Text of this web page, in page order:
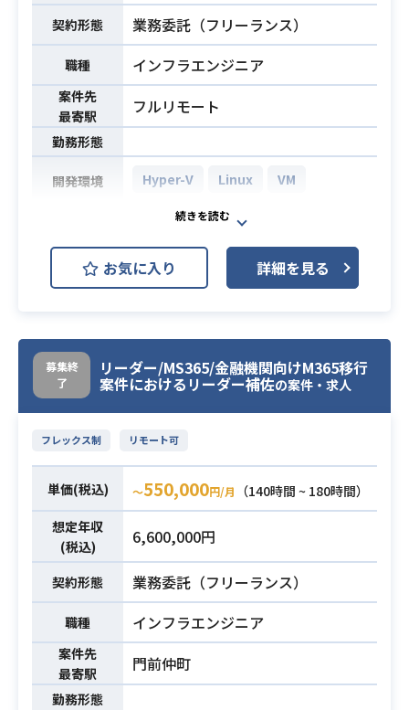
業務内容
具体的なミッションは選考の中でデ
ィスカッションさせていただけます
と幸いです。
※confidential情報を含むため、新規
事業の詳細は選考の場でご説明いた
します。
AI・ディープラーニングを活用した
新規事業や研究開発、システム開
していく予定で、
エンジニアとして様々なキャリアパ
スを描ける環境です。
【開発環境】
術選定のフェーズから関わることが
できます。
必須スキル
・アプリ(iOS/Android)サービスにお
ける開発経験
・JavaScriptでの開発経験
・AWSサーバレス開発（DynamoD
B, ApiGateway, lambda, CloudFron
t, S3, Cognito, Amplify, AppSync, F
argate）
・アジャイル開発の経験
※アプリ(iOS/Android)サービスでの
開発経験がない方は難しいです。
契約形態 業務委託（フリーランス）
職種 インフラエンジニア
案件先
最寄駅
フルリモート
勤務形態
開発環境 Hyper-V Linux VM
業務内容
自社にてECサイト・口コミサイトを
開発運営している大手企業での案件
になります。
Linuxサーバーやミドルウェア、デー
予定です。
必須スキル
下記要件を3名セットで満たして頂け
・Linuxサーバーやミドルウェア、デ
ータベースの構築・運用経験
・多数のWebアプリケーションが動
作するネットワーク設計・運用など
の経験
・サーバーやネットワークのモニタ
リング設定・運用経験
・仮想化技術(VMware、Hyper-V、
コンテナなど)の利用経験
・簡単なプログラミング(シェルスク
リプトなど)経験
お気に入り 詳細を見る
募集終
了
リーダー/MS365/金融機関向けM365移行
案件におけるリーダー補佐の案件・求人
フレックス制 リモート可
単価(税込) 〜550,000円/月
（140時間 ~ 180時間）
想定年収
(税込)
6,600,000円
契約形態 業務委託（フリーランス）
職種 インフラエンジニア
案件先
最寄駅
門前仲町
勤務形態